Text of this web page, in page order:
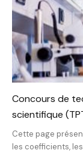
Concours de
scientifique
Cette page
les coefficients,